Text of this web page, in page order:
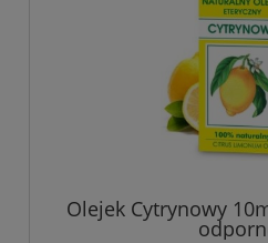
Olejek Cytrynowy